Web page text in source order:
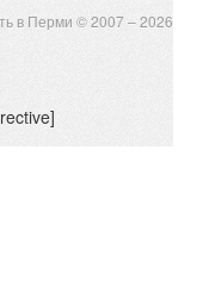
в Перми © 2007 – 2026